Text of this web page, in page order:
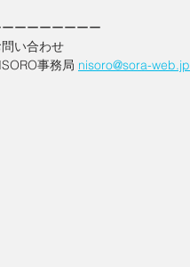
ーーーーーーー
い合わせ
事務局 nisoro@sora-web.jp